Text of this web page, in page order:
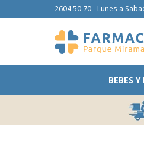
BEBES
2604 50 70 - Lunes a